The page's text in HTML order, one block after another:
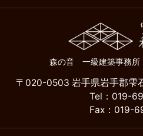
森の音 一級建築事務
〒020-0503 岩手県岩手郡雫
Tel：019-
Fax：019-